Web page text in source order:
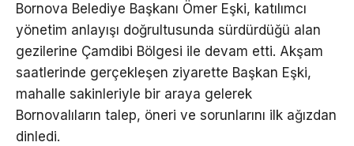
Bornova Belediye Başkanı Ömer Eşki, katılımcı
yönetim anlayışı doğrultusunda sürdürdüğü alan
gezilerine Çamdibi Bölgesi ile devam etti. Akşam
saatlerinde gerçekleşen ziyarette Başkan Eşki,
mahalle sakinleriyle bir araya gelerek
Bornovalıların talep, öneri ve sorunlarını ilk ağızdan
dinledi.